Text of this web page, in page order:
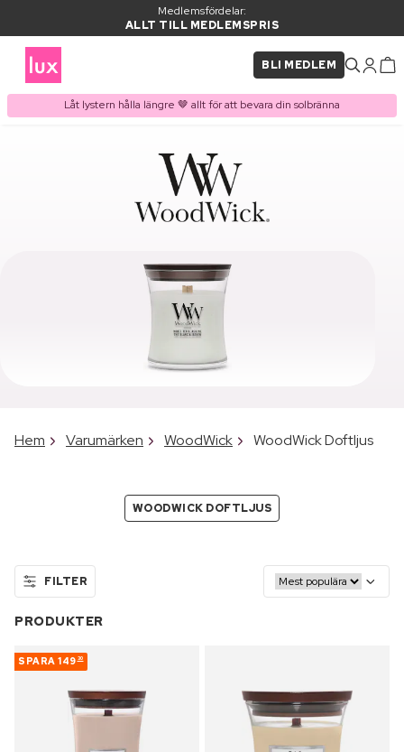
Medlemsfördelar:
ALLT TILL MEDLEMSPRIS
BLI MEDLEM
Låt lystern hålla längre 🤎 allt för att bevara din solbränna
Hem Varumärken WoodWick WoodWick Doftljus
WOODWICK DOFTLJUS
FILTER
PRODUKTER
SPARA 149 30